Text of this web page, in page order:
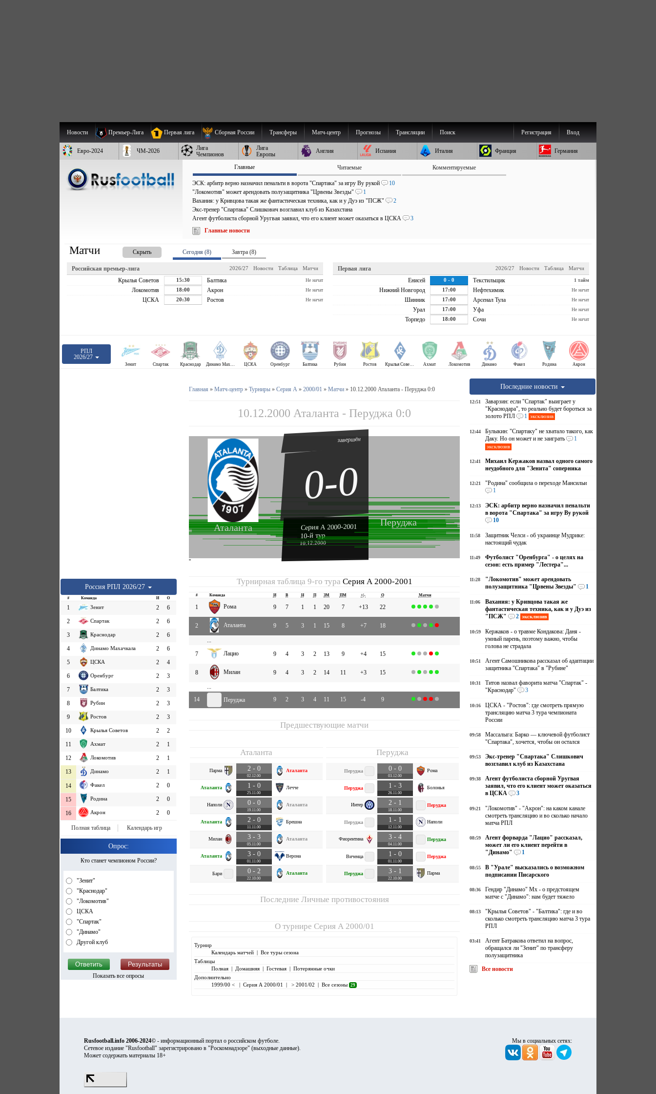
Новости Премьер-Лига Первая лига Сборная России Трансферы Матч-центр Прогнозы Трансляции Поиск Вход
Регистрация
Евро-2024 ЧМ-2026
Лига
Чемпионов
Лига
Европы
Англия Испания Италия Франция Германия
Главные Читаемые Комментируемые
ЭСК: арбитр верно назначил пенальти в ворота "Спартака" за игру Ву рукой
10
"Локомотив" может арендовать полузащитника "Црвены Звезды"
1
Вахания: у Кривцова такая же фантастическая техника, как и у Дуэ из "ПСЖ"
2
Экс-тренер "Спартака" Слишкович возглавил клуб из Казахстана
Агент футболиста сборной Уругвая заявил, что его клиент может оказаться в ЦСКА
3
Главные новости
Матчи Скрыть Сегодня (8) Завтра (8)
Российская премьер-лига Матчи
Таблица
Новости
2026/27
Крылья Советов 15:30 Балтика Не начат
Локомотив 18:00 Акрон Не начат
ЦСКА 20:30 Ростов Не начат
Первая лига Матчи
Таблица
Новости
2026/27
Енисей 0 - 0 Текстильщик 1 тайм
Нижний Новгород 17:00 Нефтехимик Не начат
Шинник 17:00 Арсенал Тула Не начат
Урал 17:00 Уфа Не начат
Торпедо 18:00 Сочи Не начат
РПЛ
2026/27
Зенит Спартак Краснодар Динамо Махачкала ЦСКА Оренбург Балтика Рубин Ростов Крылья Советов Ахмат Локомотив Динамо Факел Родина Акрон
Россия РПЛ 2026/27
# Команда И О
1 Зенит 2
6
2
Спартак 2
6
3
Краснодар 2
6
4
Динамо Махачкала 2
6
5
ЦСКА 2
4
6
Оренбург 2
3
7
Балтика 2
3
8
Рубин 2
3
9
Ростов 2
3
10
Крылья Советов 2
2
11
Ахмат 2
1
12
Локомотив 2
1
13
Динамо 2 1
14 Факел 2 0
15 Родина 2 0
16 Акрон 2 0
Полная таблица Календарь игр
Опрос:
Кто станет чемпионом России?
"Зенит"
"Краснодар"
"Локомотив"
ЦСКА
"Спартак"
"Динамо"
Другой клуб
Показать все опросы
Главная » Матч-центр» Турниры» Серия А» 2000/01 » Матчи» 10.12.2000 Аталанта - Перуджа 0:0
10.12.2000 Аталанта - Перуджа 0:0
Аталанта
Перуджа
завершён
0-0
Серия А 2000-2001
10-й тур
10.12.2000
''
Турнирная таблица 9-го тура Серия А 2000-2001
# Команда И В Н П ЗМ ПМ +|- О Матчи
1 Рома 9 7 1 1 20 7 +13 22
2 Аталанта 9 5 3 1 15 8 +7 18
...
7
Лацио 9 4 3 2 13 9 +4 15
8 Милан 9 4 3 2 14 11 +3 15
...
14
Перуджа 9 2 3 4 11 15 -4 9
Предшествующие матчи
Аталанта
Парма 2 - 0
02.12.00
Аталанта
Аталанта 1 - 0
25.11.00
Лечче
Наполи 0 - 0
19.11.00
Аталанта
Аталанта 2 - 0
11.11.00
Брешиа
Милан 3 - 3
05.11.00
Аталанта
Аталанта 3 - 0
01.11.00
Верона
Бари 0 - 2
22.10.00
Аталанта
Перуджа
Перуджа 0 - 0
03.12.00
Рома
Перуджа 1 - 3
26.11.00
Болонья
Интер 2 - 1
18.11.00
Перуджа
Перуджа 1 - 1
12.11.00
Наполи
Фиорентина 3 - 4
04.11.00
Перуджа
Виченца 1 - 0
01.11.00
Перуджа
Перуджа 3 - 1
22.10.00
Парма
Последние Личные противостояния
О турнире Серия А 2000/01
Турнир
Календарь матчей| Все туры сезона
Таблицы
Полная| Домашняя| Гостевая| Потерянные очки
Дополнительно
1999/00 <
| Серия А 2000/01 | > 2001/02 | Все сезоны 29
Последние новости
12:51
Заварзин: если "Спартак" выиграет у
"Краснодара", то реально будет бороться за
золото РПЛ
1 эксклюзив
12:44
Булыкин: "Спартаку" не хватало такого, как
Даку. Но он может и не заиграть
1
эксклюзив
12:41
Михаил Кержаков назвал одного самого
неудобного для "Зенита" соперника
12:21
"Родина" сообщила о переходе Мансильи
1
12:13
ЭСК: арбитр верно назначил пенальти
в ворота "Спартака" за игру Ву рукой
10
11:58
Защитник Челси - об украинце Мудрике:
настоящий чудак
11:49
Футболист "Оренбурга" - о целях на
сезон: есть пример "Лестера"...
11:28
"Локомотив" может арендовать
полузащитника "Црвены Звезды"
1
11:06
Вахания: у Кривцова такая же
фантастическая техника, как и у Дуэ из
"ПСЖ"
2 эксклюзив
10:59
Кержаков - о травме Кондакова: Даня -
умный парень, поэтому важно, чтобы
голова не страдала
10:51
Агент Самошникова рассказал об адаптации
защитника "Спартака" в "Рубине"
10:31
Титов назвал фаворита матча "Спартак" -
"Краснодар"
3
10:16
ЦСКА - "Ростов": где смотреть прямую
трансляцию матча 3 тура чемпионата
России
09:58
Массалыга: Барко — ключевой футболист
"Спартака", хочется, чтобы он остался
09:53
Экс-тренер "Спартака" Слишкович
возглавил клуб из Казахстана
09:38
Агент футболиста сборной Уругвая
заявил, что его клиент может оказаться
в ЦСКА
3
09:21
"Локомотив" - "Акрон": на каком канале
смотреть трансляцию и во сколько начало
матча РПЛ
08:59
Агент форварда "Лацио" рассказал,
может ли его клиент перейти в
"Динамо"
1
08:55
В "Урале" высказались о возможном
подписании Писарского
08:36
Гендир "Динамо" Мх - о предстоящем
матче с "Динамо": нам будет тяжело
08:13
"Крылья Советов" - "Балтика": где и во
сколько смотреть трансляцию матча 3 тура
РПЛ
03:41
Агент Батракова ответил на вопрос,
обращался ли "Зенит" по трансферу
полузащитника
Все новости
Rusfootball.info 2006-2024© - информационный портал о российском футболе.
Сетевое издание "Rusfootball" зарегистрировано в "Роскомнадзоре" (выходные данные).
Может содержать материалы 18+
Мы в социальных сетях: